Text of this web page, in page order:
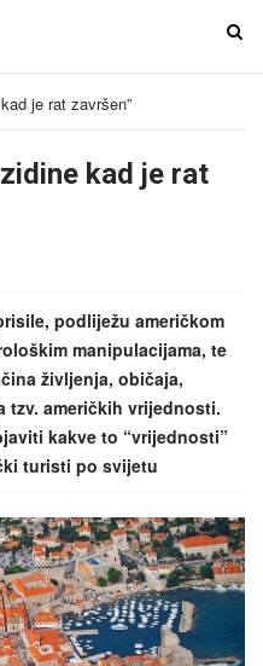
T
a
o
je rat završen”
kad je rat
podliježu američkom
manipulacijama, te
življenja, običaja,
tzv. američkih vrijednosti.
kakve to “vrijednosti”
turisti po svijetu